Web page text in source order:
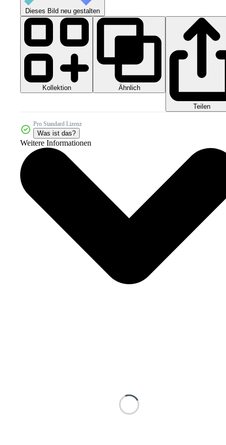
Dieses Bild neu gestalten
Kollektion Ähnlich
Teilen
Pro Standard Lizenz
Was ist das?
Weitere Informationen